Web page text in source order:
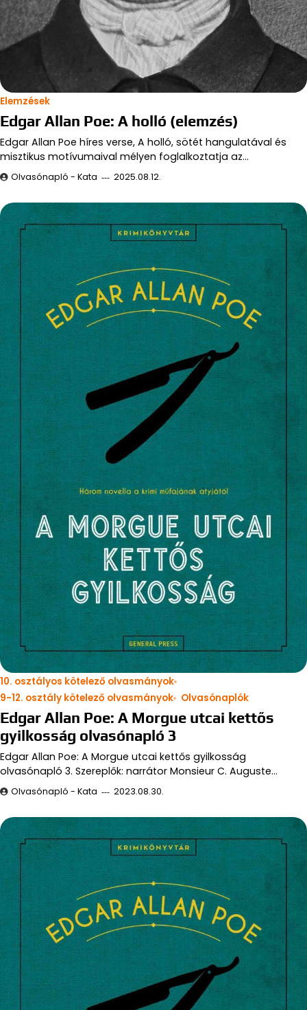
Elemzések
Edgar Allan Poe: A holló (elemzés)
Edgar Allan Poe híres verse, A holló, sötét hangulatával és
misztikus motívumaival mélyen foglalkoztatja az…
Olvasónapló - Kata 2025.08.12.
10. osztályos kötelező olvasmányok
9-12. osztály kötelező olvasmányok
Olvasónaplók
Edgar Allan Poe: A Morgue utcai kettős
gyilkosság olvasónapló 3
Edgar Allan Poe: A Morgue utcai kettős gyilkosság
olvasónapló 3. Szereplők: narrátor Monsieur C. Auguste…
Olvasónapló - Kata 2023.08.30.